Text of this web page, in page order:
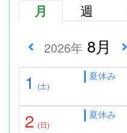
月 週
2026年 8月
1 (土)
夏休み
2 (日)
夏休み